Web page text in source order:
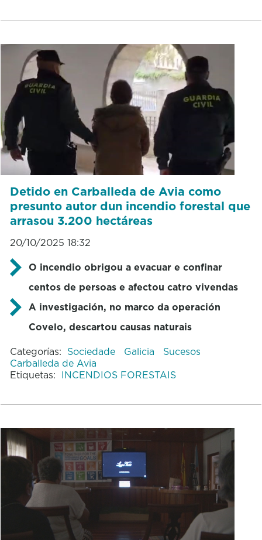
Detido en Carballeda de Avia como
presunto autor dun incendio forestal que
arrasou 3.200 hectáreas
20/10/2025 18:32
O incendio obrigou a evacuar e confinar
centos de persoas e afectou catro vivendas
A investigación, no marco da operación
Covelo, descartou causas naturais
Categorías: Sociedade Galicia
Sucesos
Carballeda de Avia
Etiquetas: INCENDIOS FORESTAIS